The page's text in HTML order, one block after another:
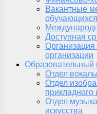
Вакантные
обучающихся
Доступная
Организация
организации
Образовательный
Отдел
Отдел
прикладного
Отдел
искусства